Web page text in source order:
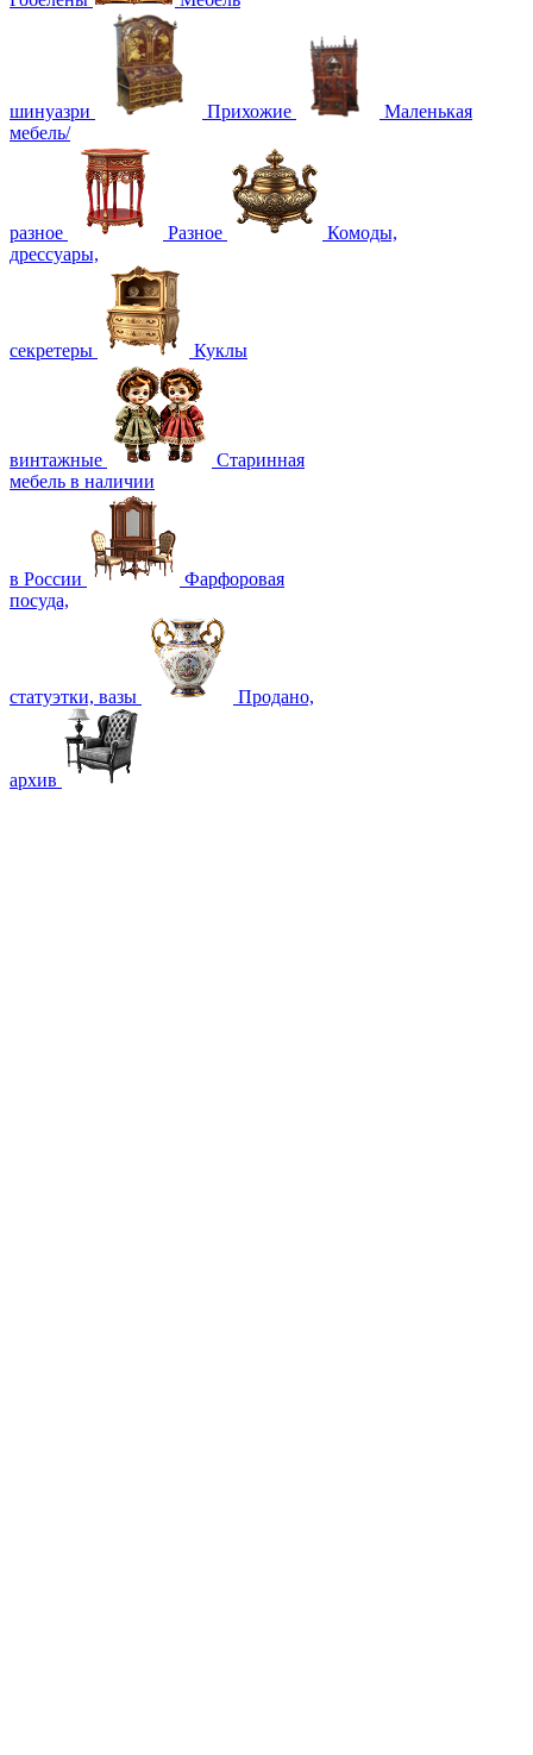
шинуазри Прихожие
Маленькая
мебель/
разное Разное
Комоды,
дрессуары,
секретеры Куклы
винтажные
Старинная
мебель в наличии
в России
Фарфоровая
посуда,
статуэтки, вазы Продано,
архив